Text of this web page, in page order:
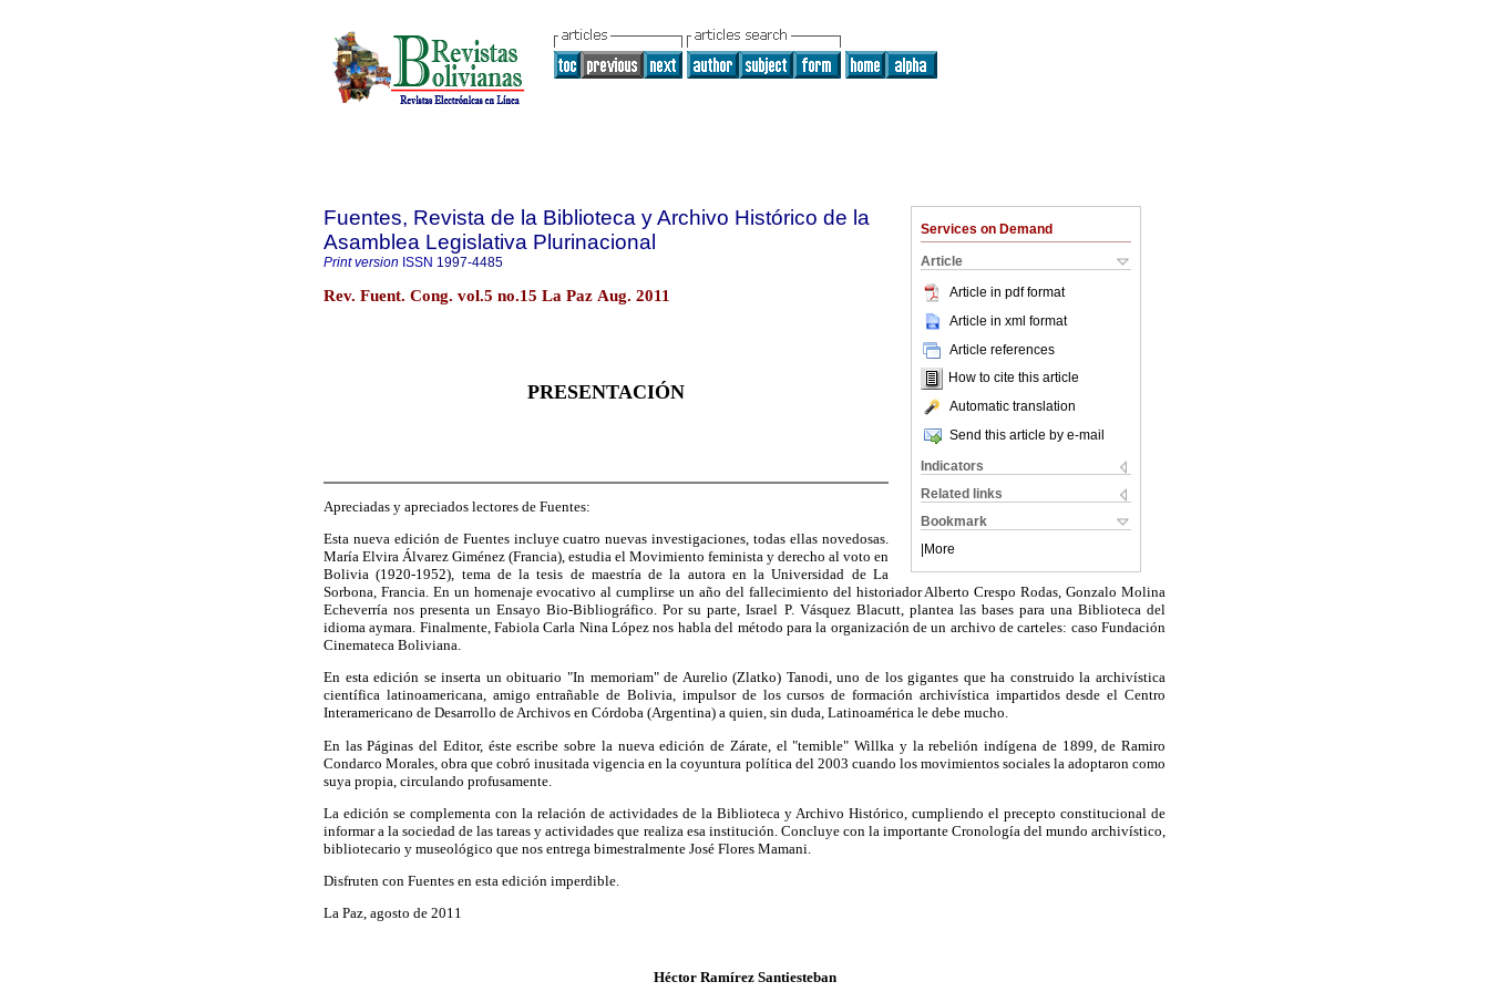
Services on Demand
Article
Article in pdf format
Article in xml format
Article references
How to cite this article
Automatic translation
Send this article by e-mail
Indicators
Related links
Bookmark
More
Fuentes, Revista de la Biblioteca y Archivo Histórico de la
Asamblea Legislativa Plurinacional
Print version ISSN 1997-4485
Rev. Fuent. Cong. vol.5 no.15 La Paz Aug. 2011
PRESENTACIÓN
Apreciadas y apreciados lectores de Fuentes:
Esta nueva edición de Fuentes incluye cuatro nuevas investigaciones, todas ellas novedosas.
María Elvira Álvarez Giménez (Francia), estudia el Movimiento feminista y derecho al voto en
Bolivia (1920-1952), tema de la tesis de maestría de la autora en la Universidad de La
Sorbona, Francia. En un homenaje evocativo al cumplirse un año del fallecimiento del historiador Alberto Crespo Rodas, Gonzalo Molina
Echeverría nos presenta un Ensayo Bio-Bibliográfico. Por su parte, Israel P. Vásquez Blacutt, plantea las bases para una Biblioteca del
idioma aymara. Finalmente, Fabiola Carla Nina López nos habla del método para la organización de un archivo de carteles: caso Fundación
Cinemateca Boliviana.
En esta edición se inserta un obituario "In memoriam" de Aurelio (Zlatko) Tanodi, uno de los gigantes que ha construido la archivística
científica latinoamericana, amigo entrañable de Bolivia, impulsor de los cursos de formación archivística impartidos desde el Centro
Interamericano de Desarrollo de Archivos en Córdoba (Argentina) a quien, sin duda, Latinoamérica le debe mucho.
En las Páginas del Editor, éste escribe sobre la nueva edición de Zárate, el "temible" Willka y la rebelión indígena de 1899, de Ramiro
Condarco Morales, obra que cobró inusitada vigencia en la coyuntura política del 2003 cuando los movimientos sociales la adoptaron como
suya propia, circulando profusamente.
La edición se complementa con la relación de actividades de la Biblioteca y Archivo Histórico, cumpliendo el precepto constitucional de
informar a la sociedad de las tareas y actividades que realiza esa institución. Concluye con la importante Cronología del mundo archivístico,
bibliotecario y museológico que nos entrega bimestralmente José Flores Mamani.
Disfruten con Fuentes en esta edición imperdible.
La Paz, agosto de 2011
Héctor Ramírez Santiesteban